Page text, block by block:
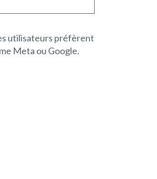
utilisateurs préfèrent
Meta ou Google.